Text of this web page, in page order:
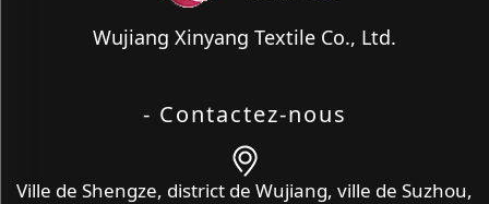
Wujiang Xinyang Textile Co., Ltd.
- Contactez-nous
Ville de Shengze, district de Wujiang, ville de Suzhou,